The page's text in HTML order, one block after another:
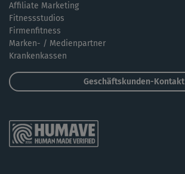
Affiliate Marketing
Fitnessstudios
Firmenfitness
Marken- / Medienpartner
Krankenkassen
Geschäftskunden-Kontakt